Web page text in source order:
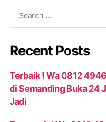
Recent Posts
Terbaik ! Wa 0812
di Semanding Buka 24
Jadi